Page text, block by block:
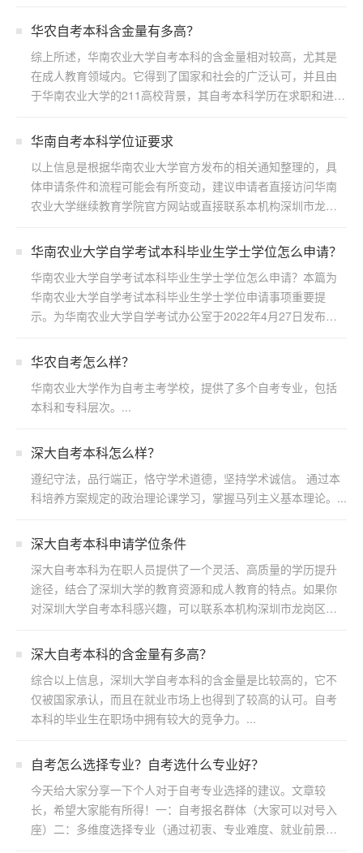
华农自考本科含金量有多高？
综上所述，华南农业大学自考本科的含金量相对较高，尤其是
在成人教育领域内。它得到了国家和社会的广泛认可，并且由
于华南农业大学的211高校背景，其自考本科学历在求职和进一
华南自考本科学位证要求
以上信息是根据华南农业大学官方发布的相关通知整理的，具
体申请条件和流程可能会有所变动，建议申请者直接访问华南
农业大学继续教育学院官方网站或直接联系本机构深圳市龙岗
华南农业大学自学考试本科毕业生学士学位怎么申请？
华南农业大学自学考试本科毕业生学士学位怎么申请？本篇为
华南农业大学自学考试本科毕业生学士学位申请事项重要提
示。为华南农业大学自学考试办公室于2022年4月27日发布，
华农自考怎么样？
华南农业大学作为自考主考学校，提供了多个自考专业，包括
本科和专科层次。...
深大自考本科怎么样？
遵纪守法，品行端正，恪守学术道德，坚持学术诚信。 通过本
科培养方案规定的政治理论课学习，掌握马列主义基本理论。...
深大自考本科申请学位条件
深大自考本科为在职人员提供了一个灵活、高质量的学历提升
途径，结合了深圳大学的教育资源和成人教育的特点。如果你
对深圳大学自考本科感兴趣，可以联系本机构深圳市龙岗区浩
​深大自考本科的含金量有多高？
综合以上信息，深圳大学自考本科的含金量是比较高的，它不
仅被国家承认，而且在就业市场上也得到了较高的认可。自考
本科的毕业生在职场中拥有较大的竞争力。...
自考怎么选择专业？自考选什么专业好？
今天给大家分享一下个人对于自考专业选择的建议。文章较
长，希望大家能有所得！一：自考报名群体（大家可以对号入
座）二：多维度选择专业（通过初衷、专业难度、就业前景方